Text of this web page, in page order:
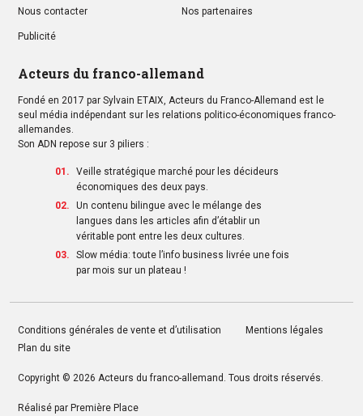
Nous contacter Nos partenaires
Publicité
Acteurs du franco-allemand
Fondé en 2017 par Sylvain ETAIX, Acteurs du Franco-Allemand est le
seul média indépendant sur les relations politico-économiques franco-
allemandes.
Son ADN repose sur 3 piliers :
Veille stratégique marché pour les décideurs
économiques des deux pays.
Un contenu bilingue avec le mélange des
langues dans les articles afin d’établir un
véritable pont entre les deux cultures.
Slow média: toute l’info business livrée une fois
par mois sur un plateau !
Conditions générales de vente et d’utilisation
Mentions légales
Plan du site
Copyright © 2026 Acteurs du franco-allemand . Tous droits réservés.
Réalisé par Première Place